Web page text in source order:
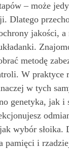
– może
Dlatego
jakości,
metodę
W praktyce
w tych
genetyka, jak i
wybór słoika.
pamięci i